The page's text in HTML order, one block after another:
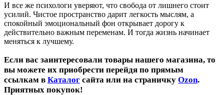
И все же психологи уверяют, что свобода от лишнего стоит
усилий. Чистое пространство дарит легкость мыслям, а
спокойный эмоциональный фон открывает дорогу к
действительно важным переменам. И тогда жизнь начинает
меняться к лучшему.
Если вас заинтересовали товары нашего магазина, то
вы можете их приобрести перейдя по прямым
ссылкам в Каталог сайта или на страничку Ozon.
Приятных покупок!